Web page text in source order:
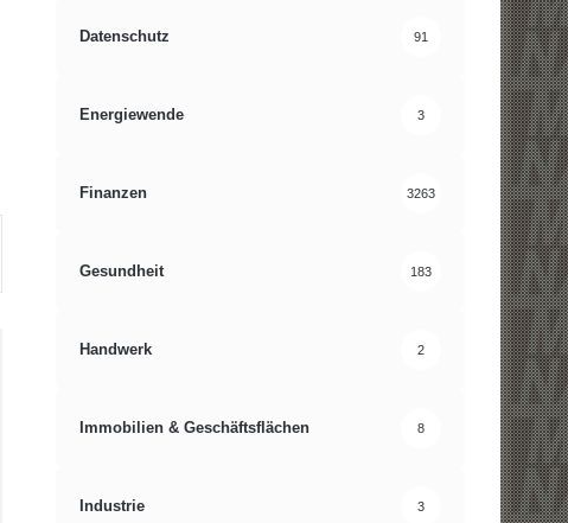
Datenschutz 91
Energiewende 3
Finanzen 3263
Gesundheit 183
Handwerk 2
Immobilien & Geschäftsflächen 8
Industrie 3